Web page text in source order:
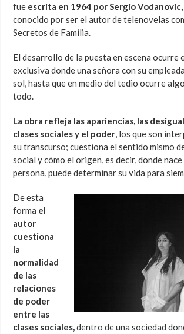
fue escrita en 1964 por Sergio Vodanovic,
conocido por ser el autor de telenovelas
Secretos de Familia.
El desarrollo de la puesta en escena ocurre
exclusiva donde una señora con su
sol, hasta que en medio del tedio ocurre
todo.
La obra refleja las apariencias, las
clases sociales y el poder, los que son
su transcurso; cuestiona el sentido mismo
social y cómo el origen, es decir, donde nace
persona, puede determinar su vida para
De esta
forma el
autor
cuestiona
la
normalidad
de las
relaciones
de poder
entre las
clases sociales,dentro de una sociedad